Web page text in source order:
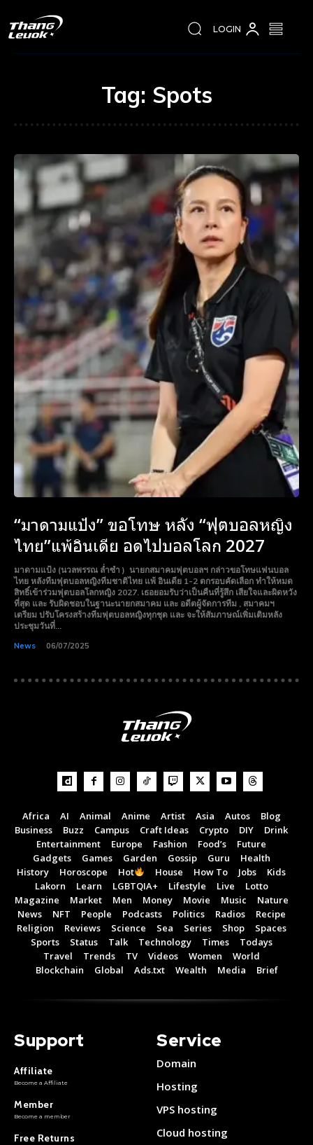
Subscribe now
To access premium
content
Free 15 Day Trial
Monthly or Yearly Memberships
Professional Rated Guides
Subscribe now
To access premium
content
Free 15 Day Trial
Monthly or Yearly Memberships
Professional Rated Guides
LOGIN
Tag: Spots
“มาดามแป้ง” ขอโทษ หลัง “ฟุตบอลหญิง
ไทย”แพ้อินเดีย อดไปบอลโลก 2027
มาดามแป้ง (นวลพรรณ ล่ำซำ ) นายกสมาคมฟุตบอลฯ กล่าวขอโทษแฟนบอล
ไทย หลังทีมฟุตบอลหญิงทีมชาติไทย แพ้ อินเดีย 1-2 ตกรอบคัดเลือก ทำให้หมด
สิทธิ์เข้าร่วมฟุตบอลโลกหญิง 2027. เธอยอมรับว่าเป็นคืนที่รู้สึก เสียใจและผิดหวัง
ที่สุด และ รับผิดชอบในฐานะนายกสมาคม และ อดีตผู้จัดการทีม , สมาคมฯ
เตรียม ปรับโครงสร้างทีมฟุตบอลหญิงทุกชุด และ จะให้สัมภาษณ์เพิ่มเติมหลัง
ประชุมวันที่...
News 06/07/2025
Africa AI Animal Anime Artist Asia Autos
Blog
Business
Buzz Campus Craft Ideas Crypto DIY
Drink
Entertainment
Europe Fashion Food’s
Future
Gadgets
Games Garden Gossip Guru
Health
History
Horoscope Hot House How To Jobs
Kids
Lakorn
Learn LGBTQIA+ Lifestyle Live
Lotto
Magazine
Market Men Money Movie Music
Nature
News
NFT People Podcasts Politics Radios
Recipe
Religion
Reviews Science Sea Series Shop
Spaces
Sports
Status Talk Technology Times
Todays
Travel
Trends TV Videos Women
World
Blockchain
Global Ads.txt Wealth Media Brief
Support
Affiliate
Become a Affiliate
Member
Become a member
Free Returns
Service
Domain
Hosting
VPS hosting
Cloud hosting